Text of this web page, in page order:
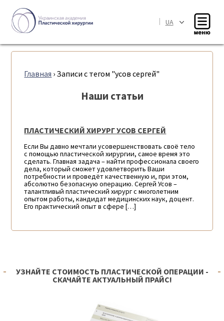
| UA
Главная › Записи с тегом "усов сергей"
Наши статьи
ПЛАСТИЧЕСКИЙ ХИРУРГ УСОВ СЕРГЕЙ
Если Вы давно мечтали усовершенствовать своё тело
с помощью пластической хирургии, самое время это
сделать. Главная задача – найти профессионала своего
дела, который сможет удовлетворить Ваши
потребности и проведёт качественную и, при этом,
абсолютно безопасную операцию. Сергей Усов –
талантливый пластический хирург с многолетним
опытом работы, кандидат медицинских наук, доцент.
Его практический опыт в сфере […]
УЗНАЙТЕ СТОИМОСТЬ ПЛАСТИЧЕСКОЙ ОПЕРАЦИИ -
СКАЧАЙТЕ АКТУАЛЬНЫЙ ПРАЙС!